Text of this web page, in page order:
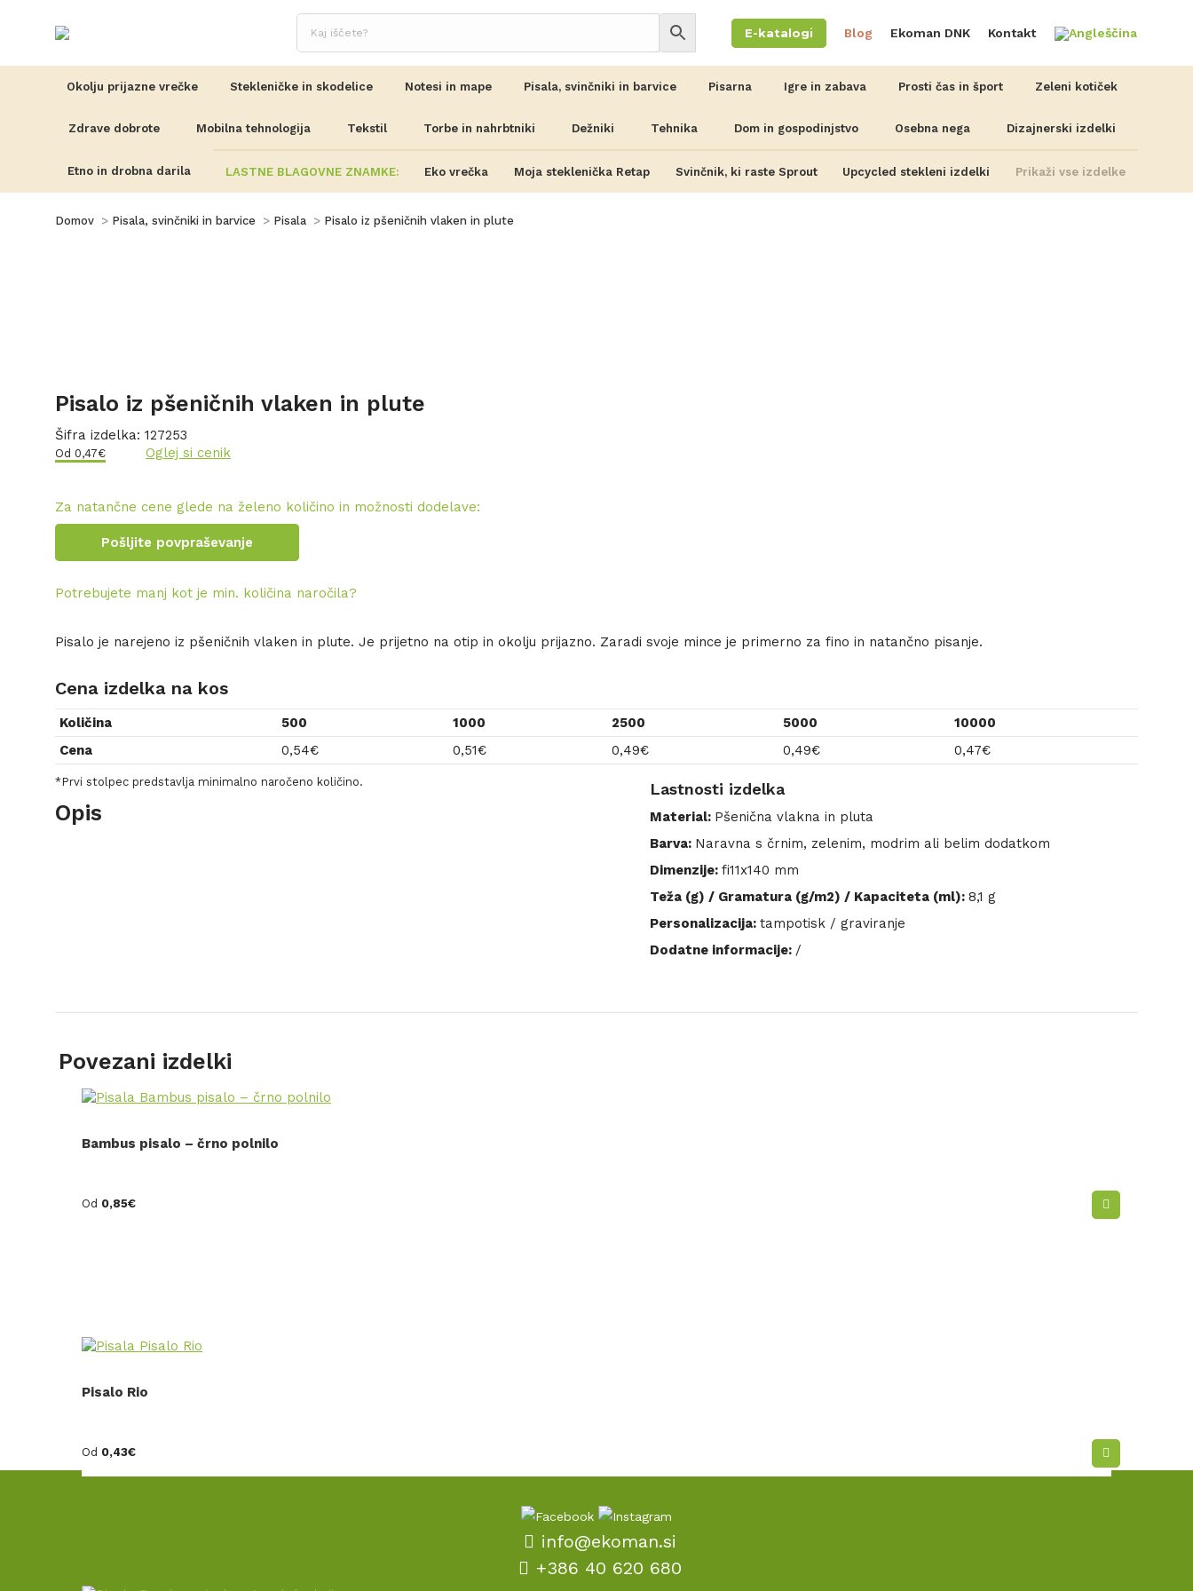
E-katalogi Blog Ekoman DNK Kontakt
Okolju prijazne vrečke Stekleničke in skodelice Notesi in mape Pisala, svinčniki in barvice Pisarna Igre in zabava Prosti čas in šport Zeleni kotiček
Zdrave dobrote Mobilna tehnologija Tekstil Torbe in nahrbtniki Dežniki Tehnika Dom in gospodinjstvo Osebna nega Dizajnerski izdelki
Etno in drobna darila LASTNE BLAGOVNE ZNAMKE: Eko vrečka Moja steklenička Retap Svinčnik, ki raste Sprout Upcycled stekleni izdelki Prikaži vse izdelke
You are here:
Domov Pisala, svinčniki in barvice Pisala Pisalo iz pšeničnih vlaken in plute
Pisalo iz pšeničnih vlaken in plute
Šifra izdelka: 127253
Od 0,47€ Oglej si cenik
Za natančne cene glede na želeno količino in možnosti dodelave:
Pošljite povpraševanje
Potrebujete manj kot je min. količina naročila?
Pisalo je narejeno iz pšeničnih vlaken in plute. Je prijetno na otip in okolju prijazno. Zaradi svoje mince je primerno za fino in natančno pisanje.
Cena izdelka na kos
Količina 500 1000 2500 5000
10000
Cena
0,54€ 0,51€ 0,49€ 0,49€ 0,47€
*Prvi stolpec predstavlja minimalno naročeno količino.
Opis
Lastnosti izdelka
Material: Pšenična vlakna in pluta
Barva: Naravna s črnim, zelenim, modrim ali belim dodatkom
Dimenzije: fi11x140 mm
Teža (g) / Gramatura (g/m2) / Kapaciteta (ml): 8,1 g
Personalizacija: tampotisk / graviranje
Dodatne informacije: /
Povezani izdelki
Bambus pisalo – črno polnilo
Od 0,85€
Pisalo Rio
Od 0,43€
info@ekoman.si
+386 40 620 680